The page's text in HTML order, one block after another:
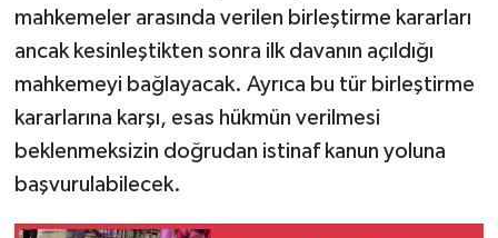
mahkemeler arasında verilen birleştirme kararları
ancak kesinleştikten sonra ilk davanın açıldığı
mahkemeyi bağlayacak. Ayrıca bu tür birleştirme
kararlarına karşı, esas hükmün verilmesi
beklenmeksizin doğrudan istinaf kanun yoluna
başvurulabilecek.